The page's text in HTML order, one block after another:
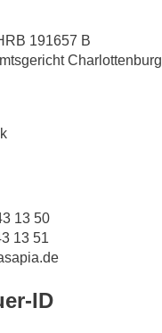
191657 B
Charlottenburg
13 50
13 51
ID